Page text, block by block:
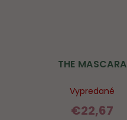
THE MASCARA
Vypredané
€22,67